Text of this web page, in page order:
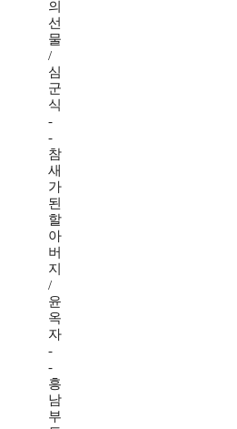
의
선
물
/
심
군
식
-
-
참
새
가
된
할
아
버
지
/
윤
옥
자
-
-
흥
남
부